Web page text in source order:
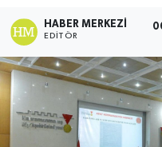
HABER MERKEZI
EDITÖR
KÜLTÜR&SANAT
ONİKİŞUBAT
SAĞLIK